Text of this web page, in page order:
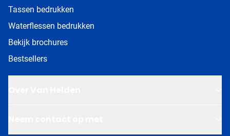
Tassen bedrukken
Waterflessen bedrukken
Bekijk brochures
Bestsellers